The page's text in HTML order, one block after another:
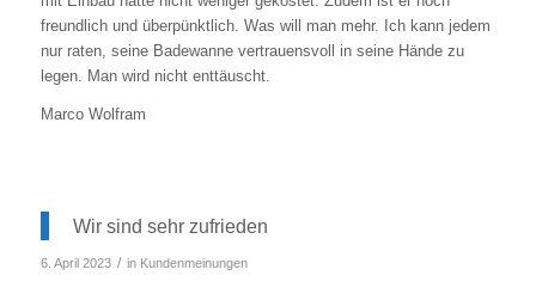
freundlich und überpünktlich. Was will man mehr. Ich kann jedem
nur raten, seine Badewanne vertrauensvoll in seine Hände zu
legen. Man wird nicht enttäuscht.
Marco Wolfram
Wir sind sehr zufrieden
6. April 2023 / in Kundenmeinungen